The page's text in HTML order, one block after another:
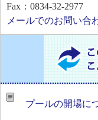
Fax：0834-32-2977
メールでのお問い合
プールの開場に